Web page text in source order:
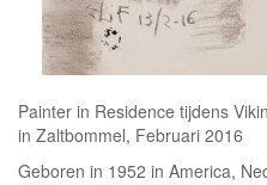
Painter in Residence tijdens
in Zaltbommel, Februari 2016
Geboren in 1952 in America,